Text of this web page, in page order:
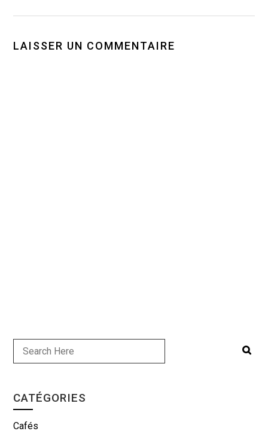
LAISSER UN COMMENTAIRE
CATÉGORIES
Cafés